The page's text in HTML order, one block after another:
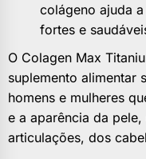
colágeno ajuda
fortes e
O Colagen Max
suplemento alimentar
homens e mulheres
e a aparência da
articulações, dos